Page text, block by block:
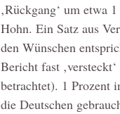
‚Rückgang‘ um etwa
Hohn. Ein Satz aus
den Wünschen
Bericht fast
betrachtet). 1 Prozent
die Deutschen